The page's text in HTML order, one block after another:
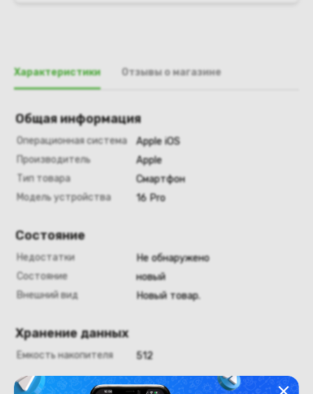
Характеристики Отзывы о магазине
Общая информация
Операционная система
Apple iOS
Производитель
Apple
Тип товара
Смартфон
Модель устройства
16 Pro
Состояние
Недостатки
Не обнаружено
Состояние
новый
Внешний вид
Новый товар.
Хранение данных
Емкость накопителя 512